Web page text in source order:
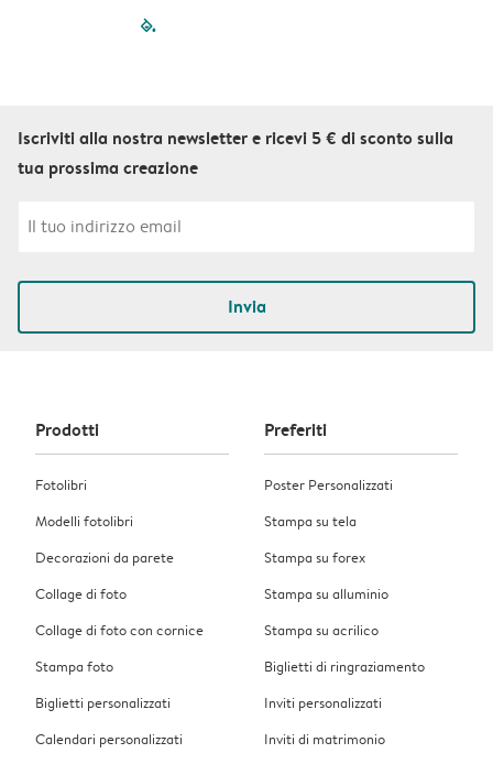
filled-pagination
Iscriviti alla nostra newsletter e ricevi 5 € di sconto sulla
tua prossima creazione
Invia
Prodotti
Fotolibri
Modelli fotolibri
Decorazioni da parete
Collage di foto
Collage di foto con cornice
Stampa foto
Biglietti personalizzati
Calendari personalizzati
Preferiti
Poster Personalizzati
Stampa su tela
Stampa su forex
Stampa su alluminio
Stampa su acrilico
Biglietti di ringraziamento
Inviti personalizzati
Inviti di matrimonio